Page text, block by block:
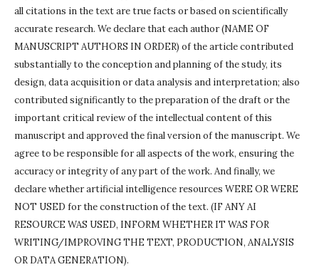
all citations in the text are true facts or based on scientifically
accurate research. We declare that each author (NAME OF
MANUSCRIPT AUTHORS IN ORDER) of the article contributed
substantially to the conception and planning of the study, its
design, data acquisition or data analysis and interpretation; also
contributed significantly to the preparation of the draft or the
important critical review of the intellectual content of this
manuscript and approved the final version of the manuscript. We
agree to be responsible for all aspects of the work, ensuring the
accuracy or integrity of any part of the work. And finally, we
declare whether artificial intelligence resources WERE OR WERE
NOT USED for the construction of the text. (IF ANY AI
RESOURCE WAS USED, INFORM WHETHER IT WAS FOR
WRITING/IMPROVING THE TEXT, PRODUCTION, ANALYSIS
OR DATA GENERATION).